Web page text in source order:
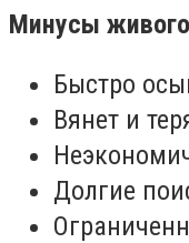
Минусы
Быстро
Вянет и
Долгие